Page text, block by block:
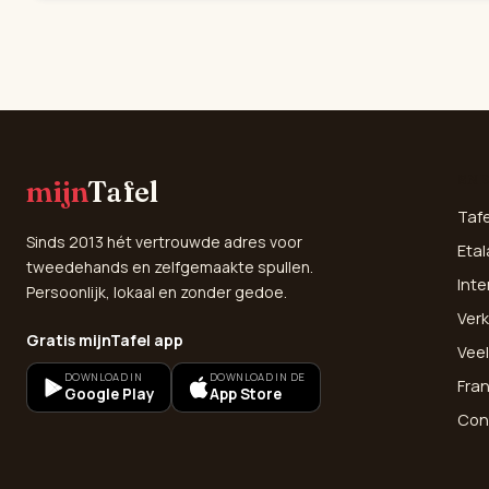
mijnTafel
Sinds 2013 hét vertrouwde adres voor
tweedehands en zelfgemaakte spullen.
Persoonlijk, lokaal en zonder gedoe.
Gratis mijnTafel app
DOWNLOAD IN
Google Play
DOWNLOAD IN DE
App Store